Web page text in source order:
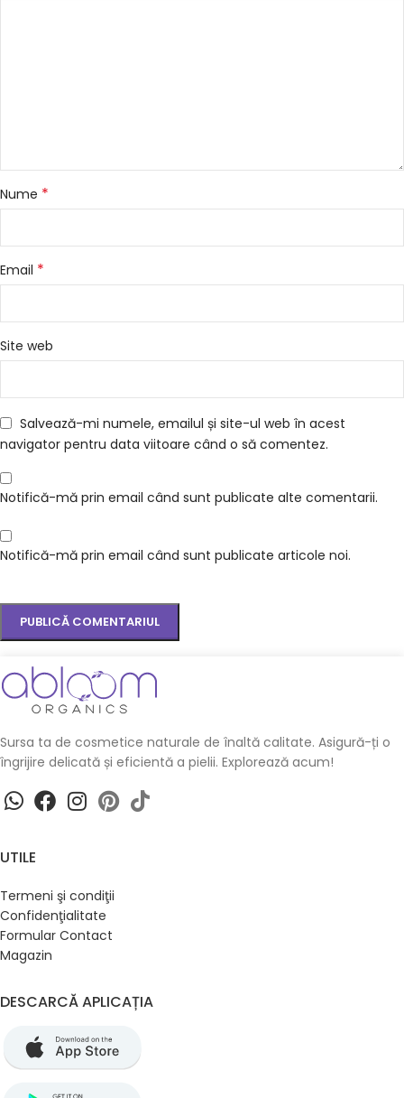
Nume *
Email *
Site web
Salvează-mi numele, emailul și site-ul web în acest
navigator pentru data viitoare când o să comentez.
Notifică-mă prin email când sunt publicate alte comentarii.
Notifică-mă prin email când sunt publicate articole noi.
Sursa ta de cosmetice naturale de înaltă calitate. Asigură-ți o
îngrijire delicată și eficientă a pielii. Explorează acum!
UTILE
Termeni şi condiţii
Confidenţialitate
Formular Contact
Magazin
DESCARCĂ APLICAȚIA